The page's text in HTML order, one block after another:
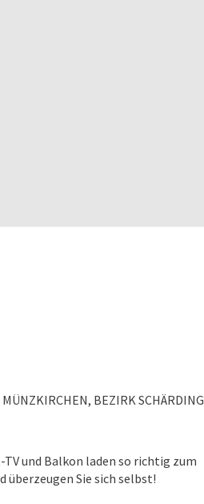
BEZIRK SCHÄRDING
und Balkon laden so richtig zum
überzeugen Sie sich selbst!